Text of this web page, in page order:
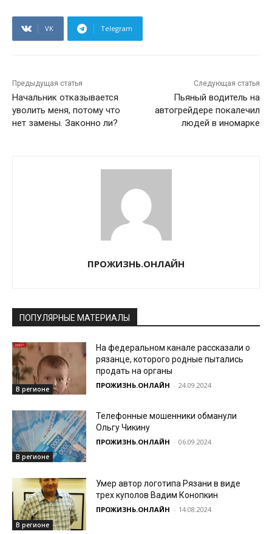
VK Telegram
Предыдущая статья
Начальник отказывается
уволить меня, потому что
нет замены. Законно ли?
Следующая статья
Пьяный водитель на
автогрейдере покалечил
людей в иномарке
ПРОЖИЗНЬ.ОНЛАЙН
ПОПУЛЯРНЫЕ МАТЕРИАЛЫ
В регионе
На федеральном канале рассказали о
рязанце, которого родные пытались
продать на органы
ПРОЖИЗНЬ.ОНЛАЙН - 24.09.2024
В регионе
Телефонные мошенники обманули
Ольгу Чикину
ПРОЖИЗНЬ.ОНЛАЙН - 06.09.2024
В регионе
Умер автор логотипа Рязани в виде
трех куполов Вадим Конопкин
ПРОЖИЗНЬ.ОНЛАЙН - 14.08.2024